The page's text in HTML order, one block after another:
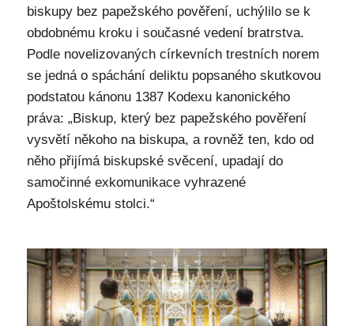
biskupy bez papežského pověření, uchýlilo se k
obdobnému kroku i současné vedení bratrstva.
Podle novelizovaných církevních trestních norem
se jedná o spáchání deliktu popsaného skutkovou
podstatou kánonu 1387 Kodexu kanonického
práva: „Biskup, který bez papežského pověření
vysvětí někoho na biskupa, a rovněž ten, kdo od
něho přijímá biskupské svěcení, upadají do
samočinné exkomunikace vyhrazené
Apoštolskému stolci.“